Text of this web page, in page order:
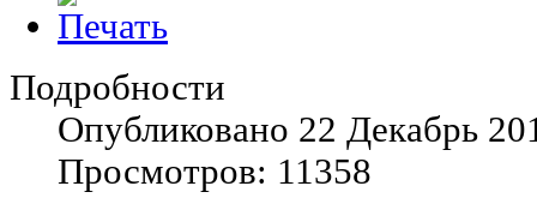
Подробности
Опубликовано 22 Декабрь
Просмотров: 11358